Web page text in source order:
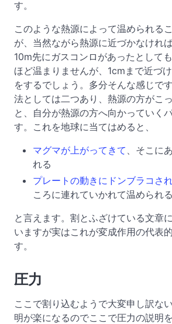
す。
このような熱源によって温められる
が、当然ながら熱源に近づかなけれ
10m先にガスコンロがあったとして
ほど温まりませんが、1cmまで近づ
をするでしょう。多分そんな感じで
法としては二つあり、熱源の方がこ
と、自分が熱源の方へ向かっていく
す。これを地球に当てはめると、
マグマが上がってきて 、そこに
れる
プレートの動きにドンブラコさ
ころに連れていかれて温められる
と言えます。割とふざけている文章
いますが実はこれが変成作用の代表
す。
圧力
ここで割り込むようで大変申し訳な
明が楽になるのでここで圧力の説明